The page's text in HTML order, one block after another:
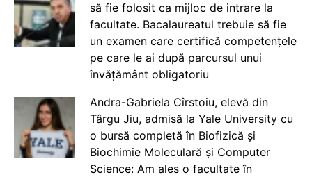
să fie folosit ca mijloc de intrare la
facultate. Bacalaureatul trebuie să fie
un examen care certifică competențele
pe care le ai după parcursul unui
învățământ obligatoriu
Andra-Gabriela Cîrstoiu, elevă din
Târgu Jiu, admisă la Yale University cu
o bursă completă în Biofizică și
Biochimie Moleculară și Computer
Science: Am ales o facultate în